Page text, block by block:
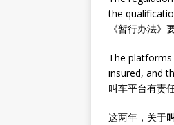
the
《暂行办法》
The
insured, and
叫车平台有责
这两年，关于